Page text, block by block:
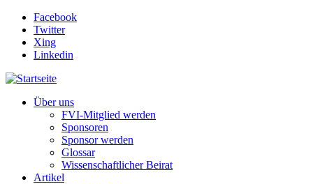
Direkt zum Inhalt
Facebook
Twitter
Xing
Linkedin
Über uns
FVI-Mitglied werden
Sponsoren
Sponsor werden
Glossar
Wissenschaftlicher Beirat
Artikel